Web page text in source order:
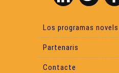
Libre 31 : Dama
Libre 32 : Nomadas
Los programas novels
Partenaris
Contacte